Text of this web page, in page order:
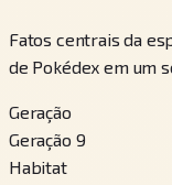
Fatos centrais da
de Pokédex em um
Geração
Geração 9
Habitat